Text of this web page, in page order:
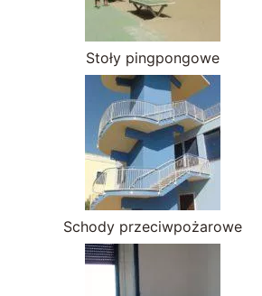
Stoły pingpongowe
Schody przeciwpożarowe